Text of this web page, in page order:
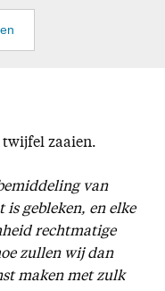
twijfel zaaien.
van
is gebleken, en elke
rechtmatige
zullen wij dan
maken met zulk